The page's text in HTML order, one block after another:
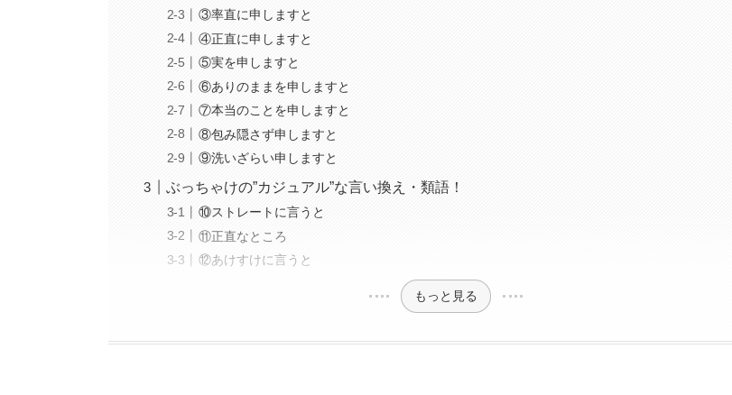
③率直に申しますと
④正直に申しますと
⑤実を申しますと
⑥ありのままを申しますと
⑦本当のことを申しますと
⑧包み隠さず申しますと
⑨洗いざらい申しますと
ぶっちゃけの”カジュアル”な言い換え・類語！
⑩ストレートに言うと
⑪正直なところ
⑫あけすけに言うと
もっと見る